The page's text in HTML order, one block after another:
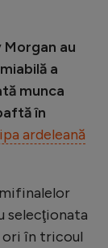
Morgan au
a
munca
în
ardeleană
selecţionata
ori în tricoul